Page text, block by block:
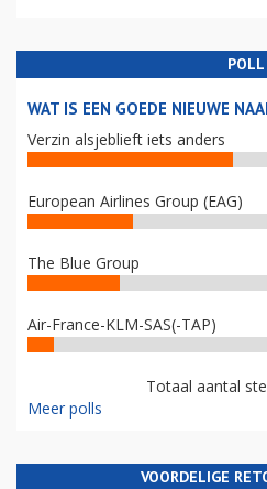
POLL
WAT IS EEN GOEDE NIEUWE
Verzin alsjeblieft iets anders
European Airlines Group (EAG)
The Blue Group
Air-France-KLM-SAS(-TAP)
Totaal aantal
Meer polls
VOORDELIGE